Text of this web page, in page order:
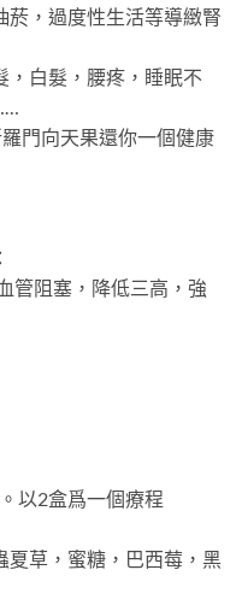
菸，過度性生活等導緻腎
，白髮，腰疼，睡眠不
羅門向天果還你一個健康
管阻塞，降低三高，強
以2盒爲一個療程
夏草，蜜糖，巴西莓，黑